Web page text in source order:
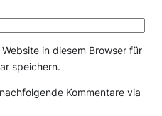
in diesem Browser für
speichern.
Kommentare via